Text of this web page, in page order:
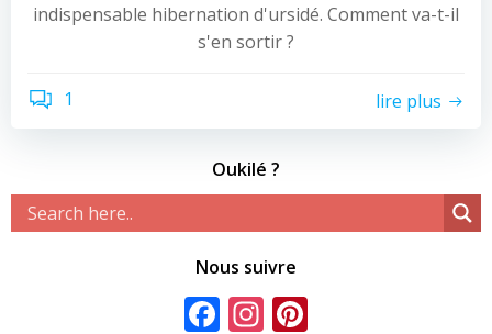
indispensable hibernation d'ursidé. Comment va-t-il
s'en sortir ?
1 lire plus
Oukilé ?
Nous suivre
Facebook
Instagram